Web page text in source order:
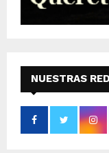
NUESTRAS